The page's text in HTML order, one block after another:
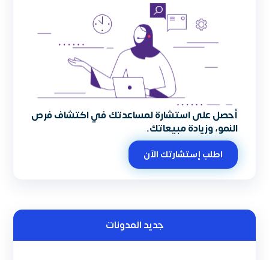
أحصل على استشارة لمساعدتك في اكتشاف فرص
النمو، وزيادة مبيعاتك.
اطلب إستشارتك الآن
جديد المدونات